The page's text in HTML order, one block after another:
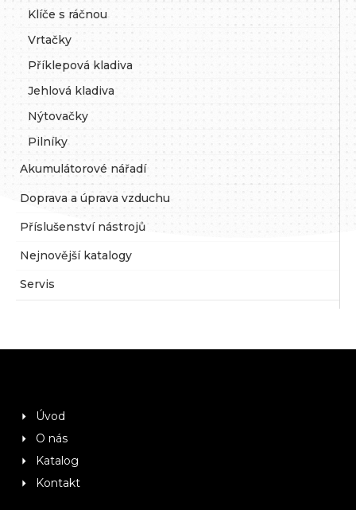
Klíče s ráčnou
Vrtačky
Příklepová kladiva
Jehlová kladiva
Nýtovačky
Pilníky
Akumulátorové nářadí
Doprava a úprava vzduchu
Příslušenství nástrojů
Nejnovější katalogy
Servis
Úvod
O nás
Katalog
Kontakt